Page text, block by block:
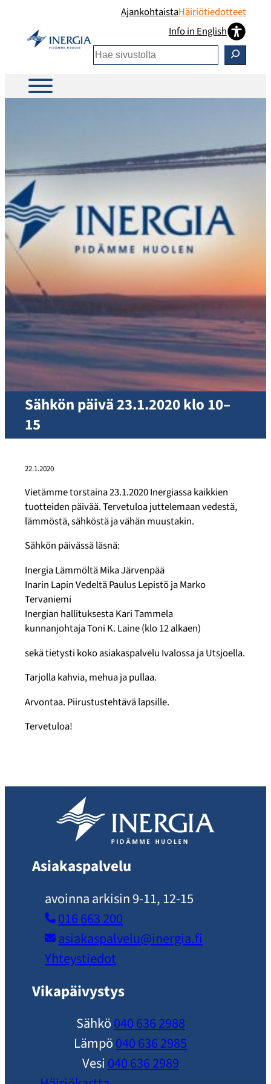
AjankohtaistaHäiriötiedotteet
Info in English
Etsi
Sähkön päivä 23.1.2020 klo 10–
15
22.1.2020
Vietämme torstaina 23.1.2020 Inergiassa kaikkien
tuotteiden päivää. Tervetuloa juttelemaan vedestä,
lämmöstä, sähköstä ja vähän muustakin.
Sähkön päivässä läsnä:
Inergia Lämmöltä Mika Järvenpää
Inarin Lapin Vedeltä Paulus Lepistö ja Marko
Tervaniemi
Inergian hallituksesta Kari Tammela
kunnanjohtaja Toni K. Laine (klo 12 alkaen)
sekä tietysti koko asiakaspalvelu Ivalossa ja Utsjoella.
Tarjolla kahvia, mehua ja pullaa.
Arvontaa. Piirustustehtävä lapsille.
Tervetuloa!
Asiakaspalvelu
avoinna arkisin 9-11, 12-15
016 663 200
asiakaspalvelu​@inergia.fi
Yhteystiedot
Vikapäivystys
Sähkö040 636 2988
Lämpö040 636 2985
Vesi 040 636 2989